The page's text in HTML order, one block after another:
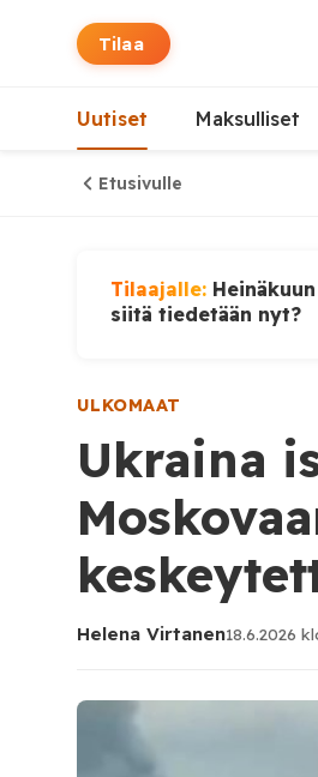
Tilaa
Uutiset Maksulliset
Etusivulle
Tilaajalle:
siitä tiedetään nyt?
ULKOMAAT
Ukraina
Helena Virtanen18.6.2026